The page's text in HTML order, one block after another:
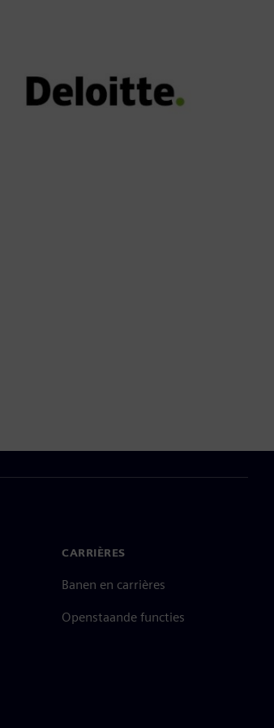
CARRIÈRES
Banen en carrières
Openstaande functies